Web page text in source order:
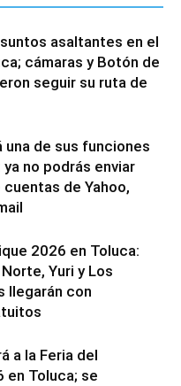
asaltantes en el
cámaras y Botón de
seguir su ruta de
una de sus funciones
no podrás enviar
de Yahoo,
2026 en Toluca:
Yuri y Los
llegarán con
a la Feria del
en Toluca; se